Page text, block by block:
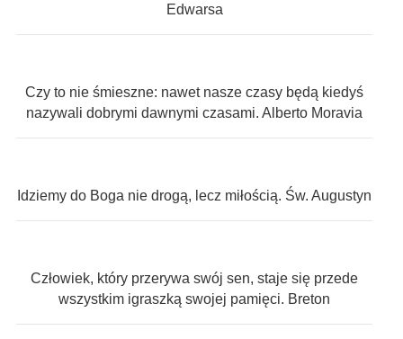
Edwarsa
Czy to nie śmieszne: nawet nasze czasy będą kiedyś
nazywali dobrymi dawnymi czasami. Alberto Moravia
Idziemy do Boga nie drogą, lecz miłością. Św. Augustyn
Człowiek, który przerywa swój sen, staje się przede
wszystkim igraszką swojej pamięci. Breton